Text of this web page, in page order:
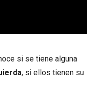
si se tiene alguna
, si ellos tienen su